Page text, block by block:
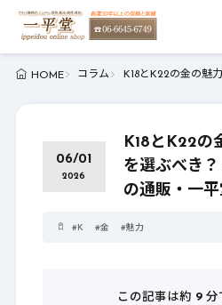
HOME コラム K18とK22の金の魅
06/01
2026
K18とK22の
を選ぶべき
の通販・一
#K #金 #魅力
この記事は約 9 分